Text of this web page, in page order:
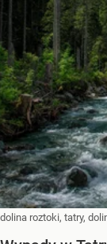
dolina roztoki, tatry,